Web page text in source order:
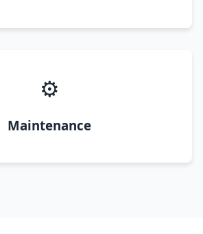
⚙️
Maintenance